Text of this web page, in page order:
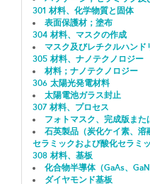
301 材料、化学物質と固体
表面保護材；塗布
304 材料、マスクの作成
マスク及びレチクルハンド
305 材料、ナノテクノロジー
材料；ナノテクノロジー
306 太陽光発電材料
太陽電池ガラス封止
307 材料、プロセス
フォトマスク、完成版また
石英製品（炭化ケイ素、溶
セラミックおよび酸化セラミ
308 材料、基板
化合物半導体（GaAs、GaN
ダイヤモンド基板